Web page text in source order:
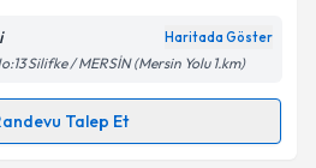
işlenmesine ilişkin
ve kişisel verilerimin belirtilen
Haritada Göster
Silifke / MERSİN (Mersin Yolu 1.km)
Talep Et
Talebi